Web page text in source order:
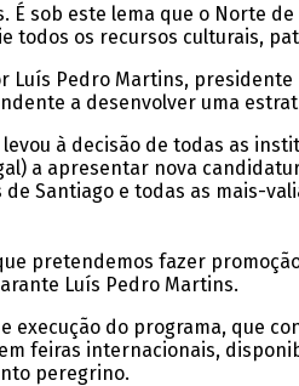
É sob este lema que o Norte
todos os recursos culturais,
Luís Pedro Martins,
a desenvolver uma
à decisão de todas as
a apresentar nova
Santiago e todas as mais-
pretendemos fazer
Luís Pedro Martins.
execução do programa, que
feiras internacionais,
peregrino.